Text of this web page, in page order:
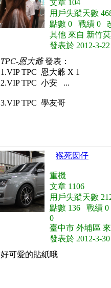
文章 104
用戶失蹤天數
點數 0 戰績 0
其他 來自 新竹
發表於 2012-3-
TPC-恩大爺發表：
1.VIP TPC 恩大爺 X 1
2.VIP TPC 小安 ...
3.VIP TPC 學友哥
猴死囡仔
重機
文章 1106
用戶失蹤天數
點數 136 戰績
0
臺中市 外埔區
發表於 2012-3-
好可愛的貼紙哦